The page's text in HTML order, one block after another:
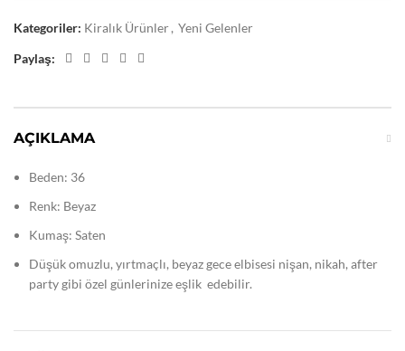
Kategoriler: Kiralık Ürünler, Yeni Gelenler
Paylaş:
AÇIKLAMA
Beden: 36
Renk: Beyaz
Kumaş: Saten
Düşük omuzlu, yırtmaçlı, beyaz gece elbisesi nişan, nikah, after
party gibi özel günlerinize eşlik edebilir.